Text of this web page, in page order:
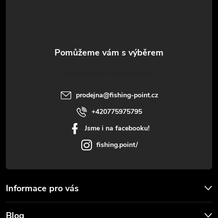
prodejna@fishing-point.cz
+420775975795
Jsme i na facebooku!
fishing.point/
Informace pro vás
Blog